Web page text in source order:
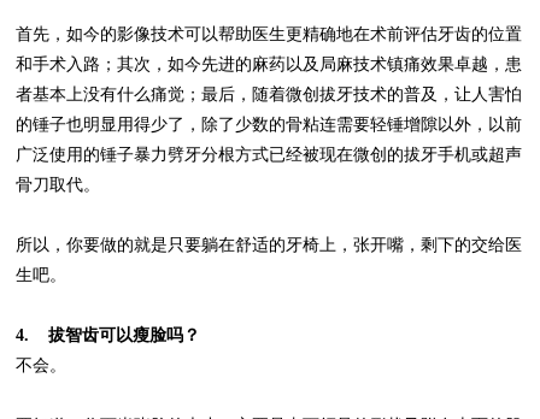
首先，如今的影像技术可以帮助医生更精确地在术前评估牙齿的位置
和手术入路；其次，如今先进的麻药以及局麻技术镇痛效果卓越，患
者基本上没有什么痛觉；最后，随着微创拔牙技术的普及，让人害怕
的锤子也明显用得少了，除了少数的骨粘连需要轻锤增隙以外，以前
广泛使用的锤子暴力劈牙分根方式已经被现在微创的拔牙手机或超声
骨刀取代。
所以，你要做的就是只要躺在舒适的牙椅上，张开嘴，剩下的交给医
生吧。
4. 拔智齿可以瘦脸吗？
不会。